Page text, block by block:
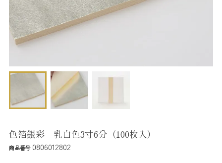
色箔銀彩 乳白色3寸6分（100枚入）
商品番号 0806012802